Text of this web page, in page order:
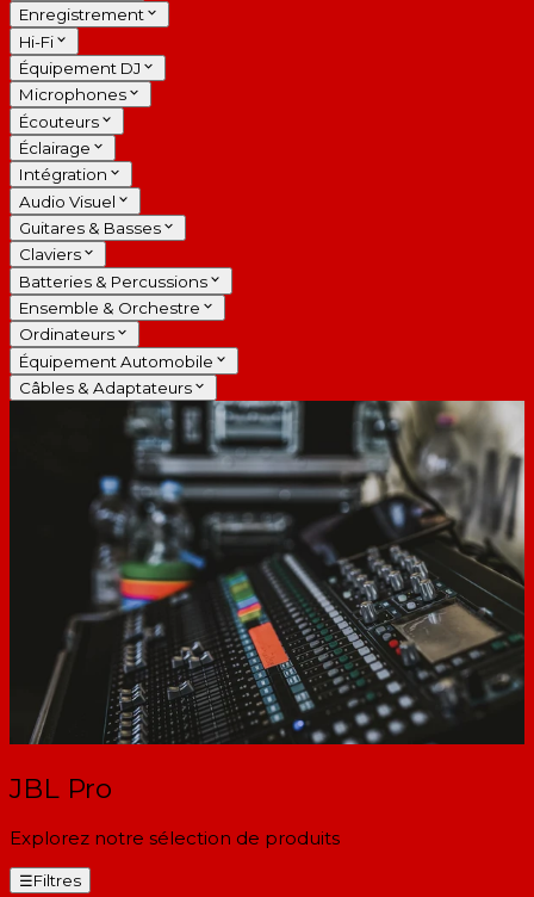
Enregistrement
Hi-Fi
Équipement DJ
Microphones
Écouteurs
Éclairage
Intégration
Audio Visuel
Guitares & Basses
Claviers
Batteries & Percussions
Ensemble & Orchestre
Ordinateurs
Équipement Automobile
Câbles & Adaptateurs
JBL Pro
Explorez notre sélection de produits
☰Filtres